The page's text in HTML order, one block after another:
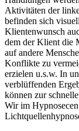
Aktivitäten der
befinden sich
Klientenwunsch
dem der Klient die
auf andere
Konflikte zu
erzielen u.s.w. In
verblüffenden
können zur
Wir im